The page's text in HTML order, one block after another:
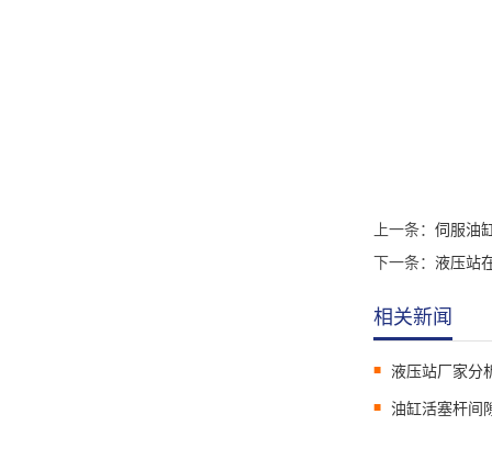
上一条： 伺服油
下一条： 液压站
相关新闻
液压站厂家分